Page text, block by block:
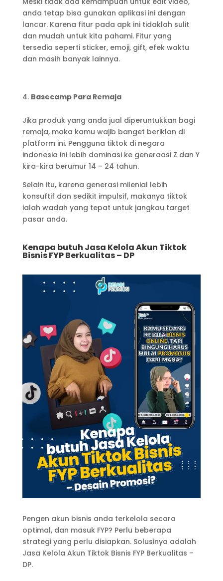
anda tetap bisa gunakan aplikasi ini dengan
lancar. Karena fitur pada apk ini tidaklah sulit
dan mudah untuk kita pahami. Fitur yang
tersedia seperti sticker, emoji, gift, efek waktu
dan masih banyak lainnya.
Basecamp Para Remaja
Jika produk yang anda jual diperuntukkan bagi
remaja, maka kamu wajib banget beriklan di
platform ini. Pengguna tiktok di negara
indonesia ini lebih dominasi ke generaasi Z dan Y
kira-kira berumur 14 – 24 tahun.
Selain itu, karena generasi milenial lebih
konsuftif dan sedikit impulsif, makanya tiktok
ialah wadah yang tepat untuk jangkau target
pasar anda.
Kenapa butuh Jasa Kelola Akun Tiktok
Bisnis FYP Berkualitas – DP
Pengen akun bisnis anda terkelola secara
optimal, dan masuk FYP? Perlu beberapa
strategi yang perlu disiapkan. Solusinya adalah
Jasa Kelola Akun Tiktok Bisnis FYP Berkualitas –
DP.